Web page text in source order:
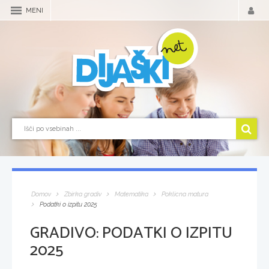
MENI
Domov Zbirka gradiv Matematika
Poklicna matura
Podatki o izpitu 2025
GRADIVO:PODATKI O IZPITU
2025